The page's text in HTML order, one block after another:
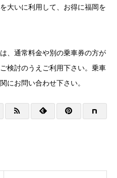
大いに利用して、お得に福岡を
、通常料金や別の乗車券の方が
検討のうえご利用下さい。乗車
にお問い合わせ下さい。